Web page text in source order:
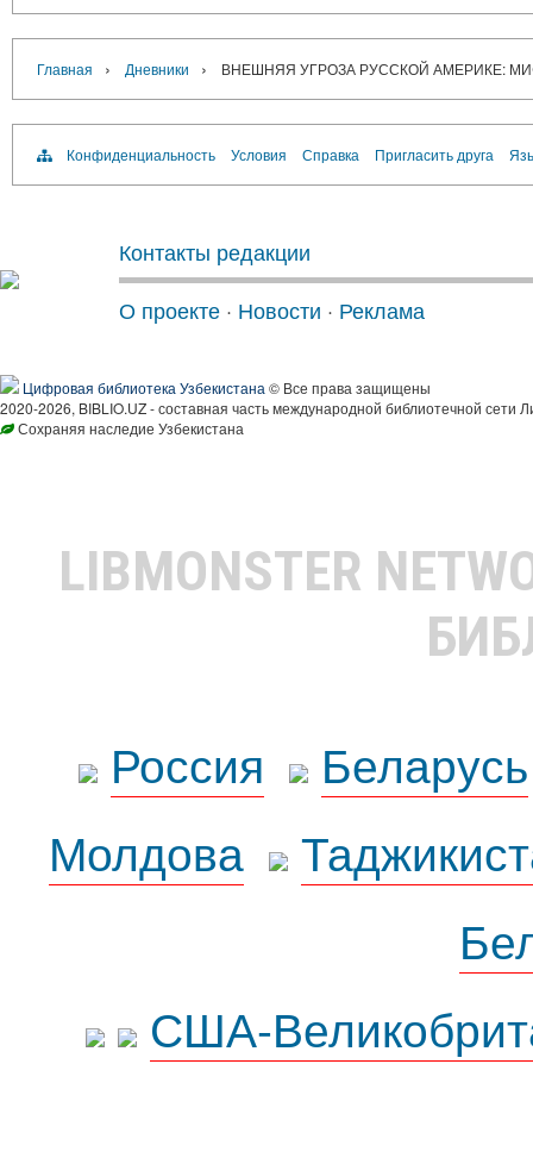
Главная › Дневники › ВНЕШНЯЯ УГРОЗА РУССКОЙ АМЕРИКЕ:
Конфиденциальность Условия Справка Пригласить друга
Контакты редакции
О проекте · Новости · Реклама
Цифровая библиотека Узбекистана © Все права защищены
2020-2026, BIBLIO.UZ - составная часть международной библиотечной сети
Сохраняя наследие Узбекистана
LIBMONSTER
Россия
Беларусь
Молдова
США-